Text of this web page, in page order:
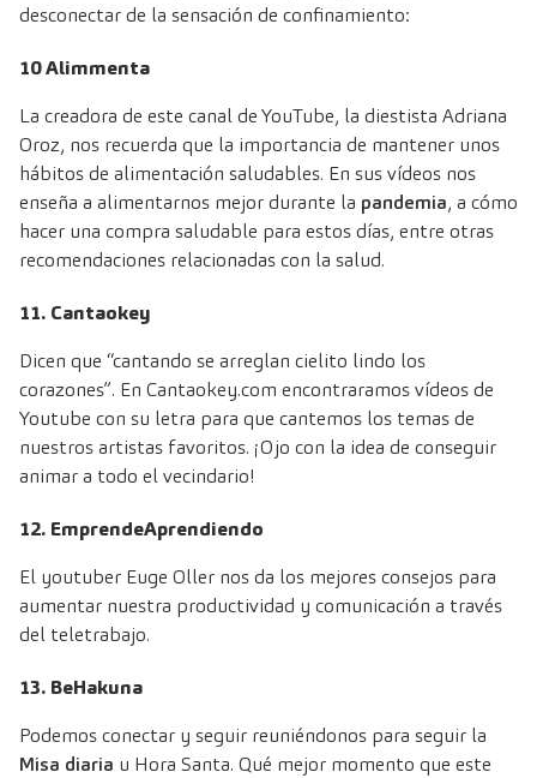
desconectar de la sensación de confinamiento:
10 Alimmenta
La creadora de este canal de YouTube, la diestista Adriana
Oroz, nos recuerda que la importancia de mantener unos
hábitos de alimentación saludables. En sus vídeos nos
enseña a alimentarnos mejor durante la pandemia, a cómo
hacer una compra saludable para estos días, entre otras
recomendaciones relacionadas con la salud.
11. Cantaokey
Dicen que “cantando se arreglan cielito lindo los
corazones”. En Cantaokey.com encontraramos vídeos de
Youtube con su letra para que cantemos los temas de
nuestros artistas favoritos. ¡Ojo con la idea de conseguir
animar a todo el vecindario!
12. EmprendeAprendiendo
El youtuber Euge Oller nos da los mejores consejos para
aumentar nuestra productividad y comunicación a través
del teletrabajo.
13. BeHakuna
Podemos conectar y seguir reuniéndonos para seguir la
Misa diaria u Hora Santa. Qué mejor momento que este